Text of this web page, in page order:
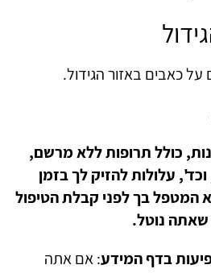
כאבים באזור הגידול.
כולל תרופות ללא מרשם,
עלולות להזיק לך בזמן
המטפל בך לפני קבלת הטיפול
נוטל.
בדף המידע: אם אתה